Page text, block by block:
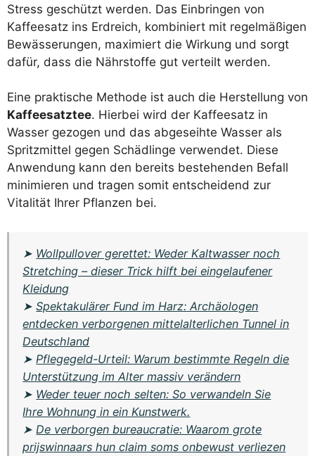
Stress geschützt werden. Das Einbringen von
Kaffeesatz ins Erdreich, kombiniert mit regelmäßigen
Bewässerungen, maximiert die Wirkung und sorgt
dafür, dass die Nährstoffe gut verteilt werden.
Eine praktische Methode ist auch die Herstellung von
Kaffeesatztee. Hierbei wird der Kaffeesatz in
Wasser gezogen und das abgeseihte Wasser als
Spritzmittel gegen Schädlinge verwendet. Diese
Anwendung kann den bereits bestehenden Befall
minimieren und tragen somit entscheidend zur
Vitalität Ihrer Pflanzen bei.
➤ Wollpullover gerettet: Weder Kaltwasser noch
Stretching – dieser Trick hilft bei eingelaufener
Kleidung
➤Spektakulärer Fund im Harz: Archäologen
entdecken verborgenen mittelalterlichen Tunnel in
Deutschland
➤ Pflegegeld-Urteil: Warum bestimmte Regeln die
Unterstützung im Alter massiv verändern
➤ Weder teuer noch selten: So verwandeln Sie
Ihre Wohnung in ein Kunstwerk.
➤ De verborgen bureaucratie: Waarom grote
prijswinnaars hun claim soms onbewust verliezen